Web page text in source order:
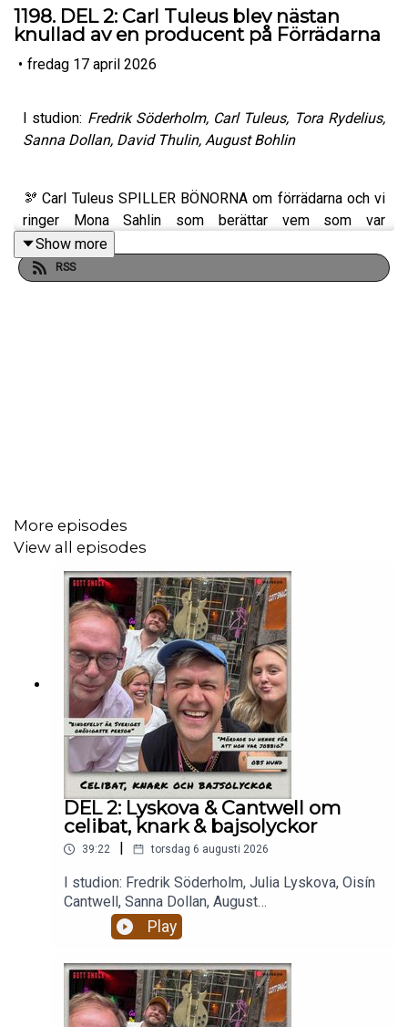
1198. DEL 2: Carl Tuleus blev nästan
knullad av en producent på Förrädarna
• fredag 17 april 2026
I studion: Fredrik Söderholm, Carl Tuleus, Tora Rydelius,
Sanna Dollan, David Thulin, August Bohlin
🫘 Carl Tuleus SPILLER BÖNORNA om förrädarna och vi
ringer Mona Sahlin som berättar vem som var
STÖRIGAST på SLOTTET!
Hela avsnittet påpatreon.com/gottsnack
Show more
RSS
More episodes
View all episodes
DEL 2: Lyskova & Cantwell om
celibat, knark & bajsolyckor
39:22 torsdag 6 augusti 2026
I studion: Fredrik Söderholm, Julia Lyskova, Oisín
Cantwell, Sanna Dollan, August
BohlinBajsolyckor. Livets största smärtor.Alkohol,
droger och RISKbruk.Celibat och berakups.Nästan
två timmar magiskt mys som eskalerar ju fullare
alla blir och ju mer dement kantarell
blir.Enjoy! Stötta oss på patreon.com/gottsnack
och få HELA avsnittet!
Play